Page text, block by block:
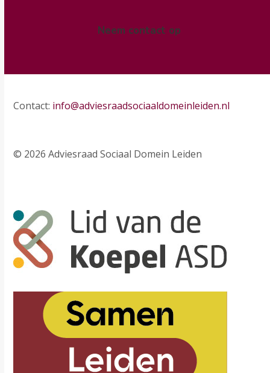
Neem contact op
Contact: info@adviesraadsociaaldomeinleiden.nl
© 2026 Adviesraad Sociaal Domein Leiden